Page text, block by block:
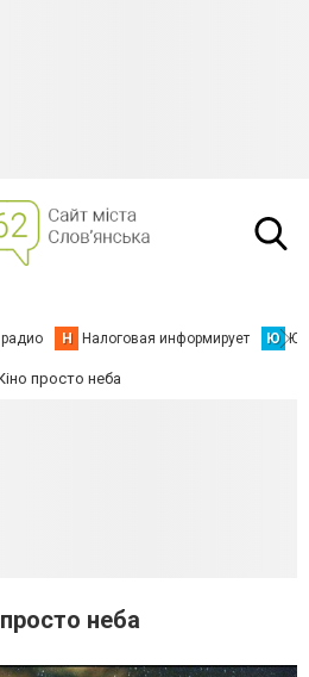
Н Налоговая информирует Ю
просто неба
неба